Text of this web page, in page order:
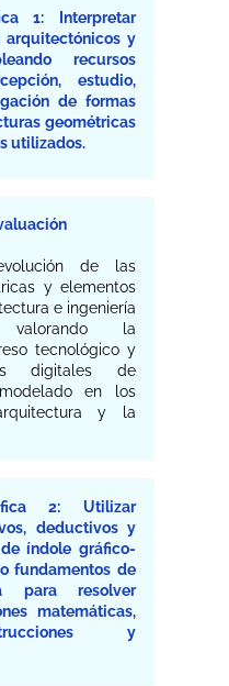
1: Interpretar
arquitectónicos y
recursos
estudio,
de formas
geométricas
utilizados.
de las
y elementos
e ingeniería
valorando la
tecnológico y
digitales de
en los
y la
2: Utilizar
deductivos y
índole gráfico-
fundamentos de
para resolver
matemáticas,
y